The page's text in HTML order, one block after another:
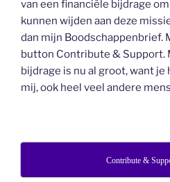
van een financiële bijdrage
kunnen wijden aan deze
dan mijn Boodschappenbrief.
button Contribute & Support.
bijdrage is nu al groot, want
mij, ook heel veel andere
Contribute &